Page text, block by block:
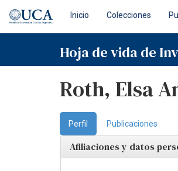
navigation
Inicio Colecciones
Hoja de vida de
Roth, Elsa
Perfil Publicaciones
Afiliaciones y datos